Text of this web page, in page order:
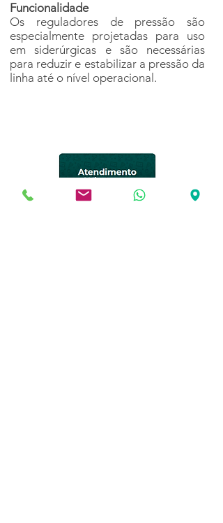
Funcionalidade
Os reguladores de pressão são
especialmente projetadas para uso
em siderúrgicas e são necessárias
para reduzir e estabilizar a pressão da
linha até o nível operacional.